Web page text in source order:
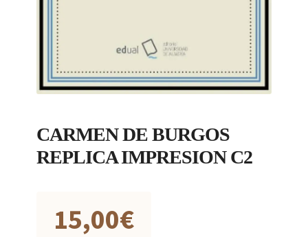
CARMEN DE BURGOS
REPLICA IMPRESION C2
15,00€